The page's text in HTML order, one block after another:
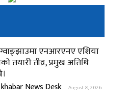
एनआरएनए एशिया
तयारी तीव्र, प्रमुख अतिथि
News Desk - August 8, 2026